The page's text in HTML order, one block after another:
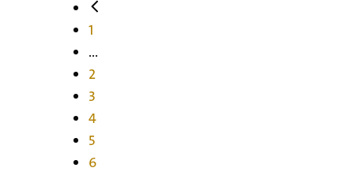
1
...
2
3
4
5
6